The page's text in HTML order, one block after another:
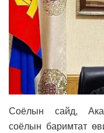
Соёлын сайд,
соёлын баримтат